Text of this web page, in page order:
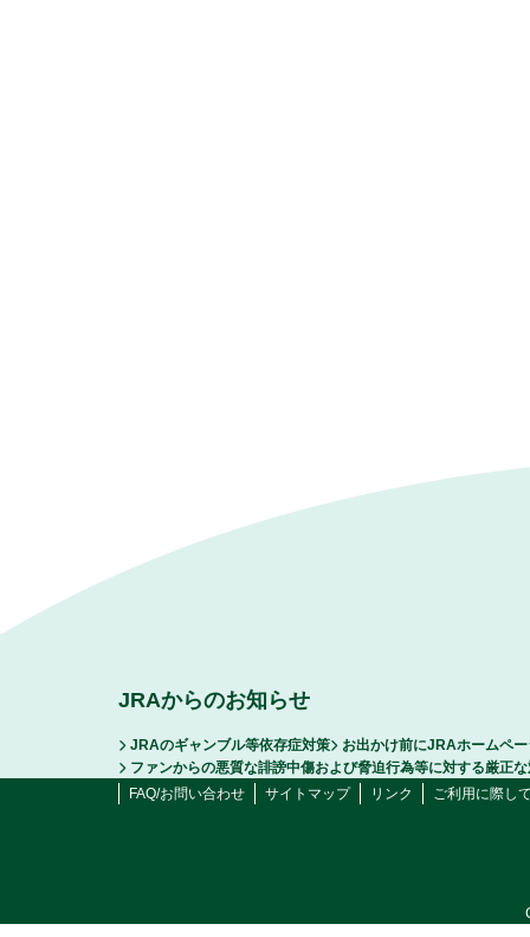
JRAからのお知らせ
JRAのギャンブル等依存症対策
お出かけ前にJRAホームペ
ファンからの悪質な誹謗中傷および脅迫行為等に対する厳正
FAQ/お問い合わせ
サイトマップ リンク ご利用に際し